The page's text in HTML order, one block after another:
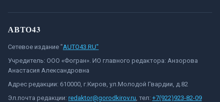
АВТО43
Сетевое издание "AUTO43.RU"
Учредитель: ООО «Фогран». ИО главного редактора: Анзорова
Анастасия Александровна
Адрес редакции: 610000, г.Киров, ул.Молодой Гвардии, д.82
Эл.почта редакции: redaktor@gorodkirov.ru, тел: +7(922)923-82-09